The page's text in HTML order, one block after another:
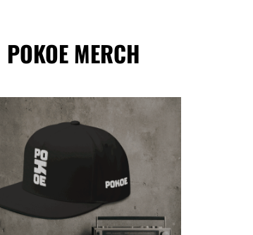
POKOE MERCH